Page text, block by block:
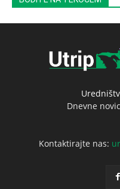
Dnevne
Kontaktirajte nas: